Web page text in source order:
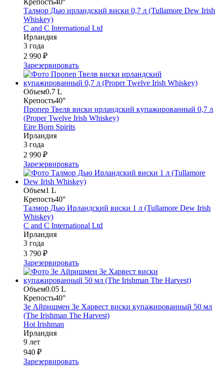
Талмор Дью ирландский виски 0,7 л (Tullamore Dew Irish
Whiskey)
C and C International Ltd
Ирландия
3 года
2 990 ₽
Зарезервировать
Объем0.7 L
Крепость40°
Пропер Твелв виски ирландский купажированный 0,7 л
(Proper Twelve Irish Whiskey)
Eire Born Spirits
Ирландия
3 года
2 990 ₽
Зарезервировать
Объем1 L
Крепость40°
Талмор Дью Ирландский виски 1 л (Tullamore Dew Irish
Whiskey)
C and C International Ltd
Ирландия
3 года
3 790 ₽
Зарезервировать
Объем0.05 L
Крепость40°
Зе Айришмен Зе Харвест виски купажированный 50 мл
(The Irishman The Harvest)
Hot Irishman
Ирландия
9 лет
940 ₽
Зарезервировать